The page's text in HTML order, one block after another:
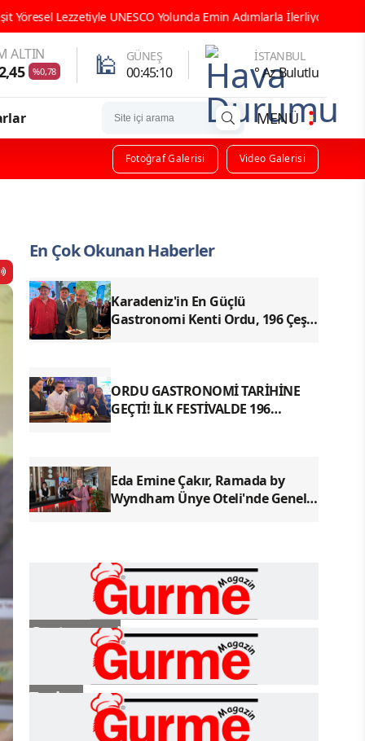
Yolunda Emin Adımlarla İlerliyor ORDU GASTRONOMİ
ALTIN
%0,78 🕌 GÜNEŞ
00:45:09
İSTANBUL
° Az Bulutlu
MENÜ
Fotoğraf Galerisi Video Galerisi
En Çok Okunan Haberler
Karadeniz'in En Güçlü
Gastronomi Kenti Ordu, 196 Çeşit
ORDU GASTRONOMİ TARİHİNE
GEÇTİ! İLK FESTİVALDE 196
Eda Emine Çakır, Ramada by
Wyndham Ünye Oteli'nde Genel
Gastronomi
Turizm